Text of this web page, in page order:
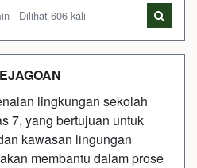
- Dilihat 606 kali
lingkungan sekolah
7, yang bertujuan untuk
kawasan lingungan
membantu dalam prose